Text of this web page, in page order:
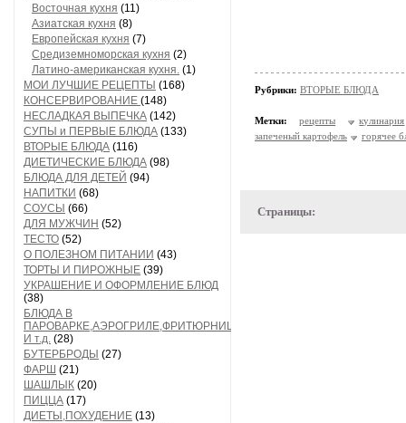
Восточная кухня (11)
Азиатская кухня (8)
Европейская кухня (7)
Средиземноморская кухня (2)
Латино-американская кухня. (1)
МОИ ЛУЧШИЕ РЕЦЕПТЫ (168)
КОНСЕРВИРОВАНИЕ (148)
НЕСЛАДКАЯ ВЫПЕЧКА (142)
СУПЫ и ПЕРВЫЕ БЛЮДА (133)
ВТОРЫЕ БЛЮДА (116)
ДИЕТИЧЕСКИЕ БЛЮДА (98)
БЛЮДА ДЛЯ ДЕТЕЙ (94)
НАПИТКИ (68)
СОУСЫ (66)
ДЛЯ МУЖЧИН (52)
ТЕСТО (52)
О ПОЛЕЗНОМ ПИТАНИИ (43)
ТОРТЫ И ПИРОЖНЫЕ (39)
УКРАШЕНИЕ И ОФОРМЛЕНИЕ БЛЮД
(38)
БЛЮДА В
ПАРОВАРКЕ,АЭРОГРИЛЕ,ФРИТЮРНИЦЕ
И т.д. (28)
БУТЕРБРОДЫ (27)
ФАРШ (21)
ШАШЛЫК (20)
ПИЦЦА (17)
ДИЕТЫ,ПОХУДЕНИЕ (13)
Рубрики: ВТОРЫЕ БЛЮДА
Метки: рецепты
кулинария
запеченый картофель
горячее
Страницы: